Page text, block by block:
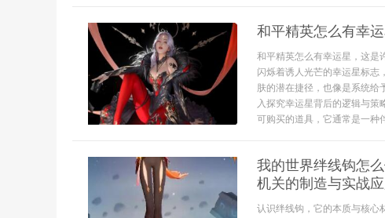
和平精英怎么有幸
和平精英怎么有幸运星，这是
闪烁着诱人光芒的幸运星标志
肤的潜在捷径，也像是系统给
入探究幸运星背后的逻辑与
可购买的道具，它通常是一种
我的世界绊线钩怎
机关的制造与实战应
认识绊线钩，它的本质与核心